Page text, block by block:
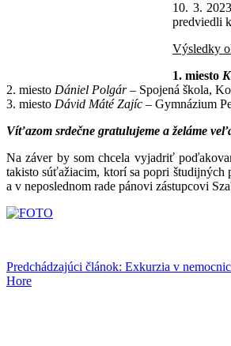
10. 3.
predviedli
Výsledky
1. miesto
2. miesto Dániel Polgár– Spojená škola,
3. miesto Dávid Máté Zajíc – Gymnázium
Víťazom srdečne gratulujeme a želáme
Na záver by som chcela vyjadriť
takisto súťažiacim, ktorí sa popri
a v neposlednom rade pánovi zástupcovi
Predchádzajúci článok: Exkurzia v
Hore